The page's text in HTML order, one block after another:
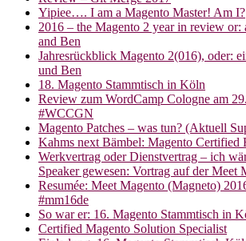
Yipiee…. I am a Magento Master! Am I?
2016 – the Magento 2 year in review or:
and Ben
Jahresrückblick Magento 2(016), oder:
und Ben
18. Magento Stammtisch in Köln
Review zum WordCamp Cologne am
#WCCGN
Magento Patches – was tun? (Aktuell
Kahms next Bämbel: Magento Certified
Werkvertrag oder Dienstvertrag – ich
Speaker gewesen: Vortrag auf der Meet
Resumée: Meet Magento (Magneto)
#mm16de
So war er: 16. Magento Stammtisch in
Certified Magento Solution Specialist